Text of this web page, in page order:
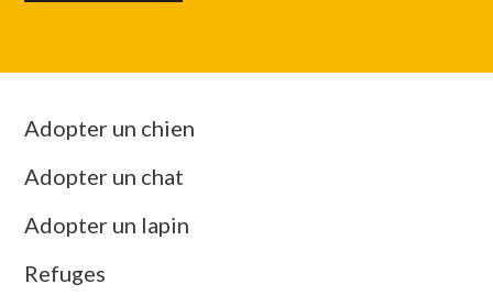
Adopter un chien
Adopter un chat
Adopter un lapin
Refuges